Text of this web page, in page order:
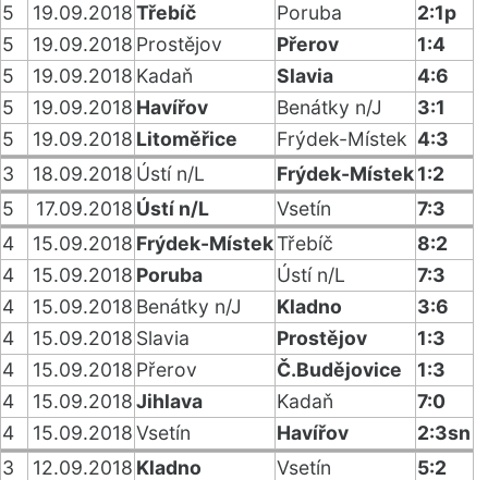
5
19.09.2018Třebíč Poruba
2:1p
5
19.09.2018 Prostějov Přerov
1:4
5
19.09.2018 Kadaň Slavia
4:6
5
19.09.2018 Havířov Benátky n/J
3:1
5
19.09.2018 Litoměřice Frýdek-Místek 4:3
3
18.09.2018 Ústí n/L Frýdek-Místek1:2
5
17.09.2018 Ústí n/L Vsetín
7:3
4
15.09.2018 Frýdek-MístekTřebíč
8:2
4
15.09.2018 Poruba Ústí n/L
7:3
4
15.09.2018 Benátky n/J Kladno
3:6
4
15.09.2018 Slavia Prostějov
1:3
4
15.09.2018 Přerov Č.Budějovice
1:3
4
15.09.2018Jihlava Kadaň
7:0
4
15.09.2018Vsetín Havířov
2:3sn
3
12.09.2018 Kladno Vsetín
5:2